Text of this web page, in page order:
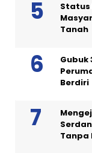
Status
Tanah
Gubuk
Berdiri
Tanpa